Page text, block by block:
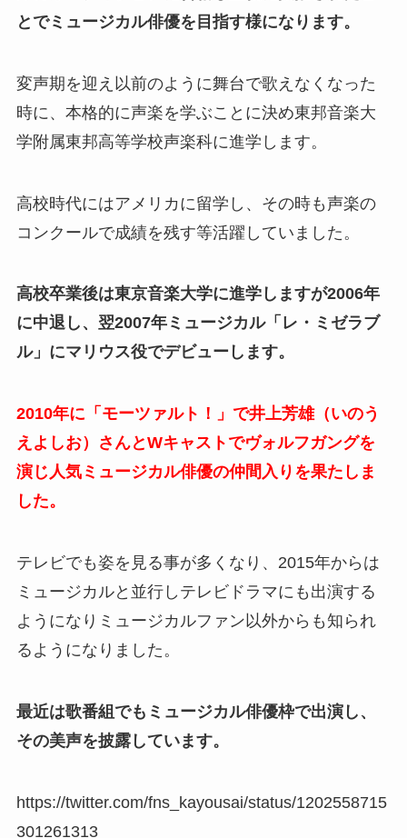
とでミュージカル俳優を目指す様になります。
変声期を迎え以前のように舞台で歌えなくなった
時に、本格的に声楽を学ぶことに決め東邦音楽大
学附属東邦高等学校声楽科に進学します。
高校時代にはアメリカに留学し、その時も声楽の
コンクールで成績を残す等活躍していました。
高校卒業後は東京音楽大学に進学しますが2006年
に中退し、翌2007年ミュージカル「レ・ミゼラブ
ル」にマリウス役でデビューします。
2010年に「モーツァルト！」で井上芳雄（いのう
えよしお）さんとWキャストでヴォルフガングを
演じ人気ミュージカル俳優の仲間入りを果たしま
した。
テレビでも姿を見る事が多くなり、2015年からは
ミュージカルと並行しテレビドラマにも出演する
ようになりミュージカルファン以外からも知られ
るようになりました。
最近は歌番組でもミュージカル俳優枠で出演し、
その美声を披露しています。
https://twitter.com/fns_kayousai/status/1202558715
301261313